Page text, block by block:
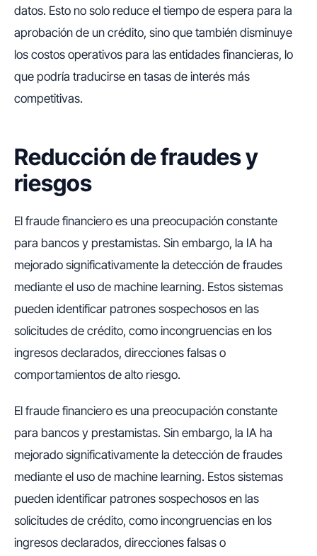
datos. Esto no solo reduce el tiempo de espera para la
aprobación de un crédito, sino que también disminuye
los costos operativos para las entidades financieras, lo
que podría traducirse en tasas de interés más
competitivas.
Reducción de fraudes y
riesgos
El fraude financiero es una preocupación constante
para bancos y prestamistas. Sin embargo, la IA ha
mejorado significativamente la detección de fraudes
mediante el uso de machine learning. Estos sistemas
pueden identificar patrones sospechosos en las
solicitudes de crédito, como incongruencias en los
ingresos declarados, direcciones falsas o
comportamientos de alto riesgo.
El fraude financiero es una preocupación constante
para bancos y prestamistas. Sin embargo, la IA ha
mejorado significativamente la detección de fraudes
mediante el uso de machine learning. Estos sistemas
pueden identificar patrones sospechosos en las
solicitudes de crédito, como incongruencias en los
ingresos declarados, direcciones falsas o